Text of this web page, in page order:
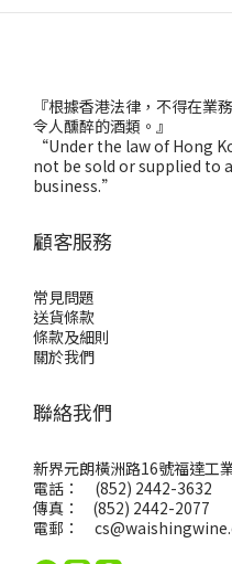
『根據香港法律，不得在業
令人醺醉的酒類。』
“Under the law of Hong
not be sold or supplied to
business.”
顧客服務
常見問題
送貨條款
條款及細則
關於我們
聯絡我們
新界元朗橫洲路16號福達工
電話： (852) 2442-3632
傳真： (852) 2442-2077
電郵：